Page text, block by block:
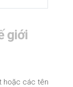
giới
hoặc các tên